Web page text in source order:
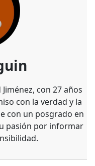
con 27 años
con la verdad y la
con un posgrado en
pasión por informar